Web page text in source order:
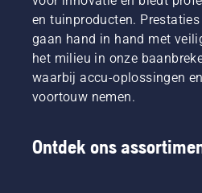
levensduur
van
zaagblad
en
ketting.
Volg de
instructies
video om
en tuinproducten.
gaan hand in hand met
het milieu in onze
waarbij accu-oplossingen
voortouw nemen.
Ontdek ons